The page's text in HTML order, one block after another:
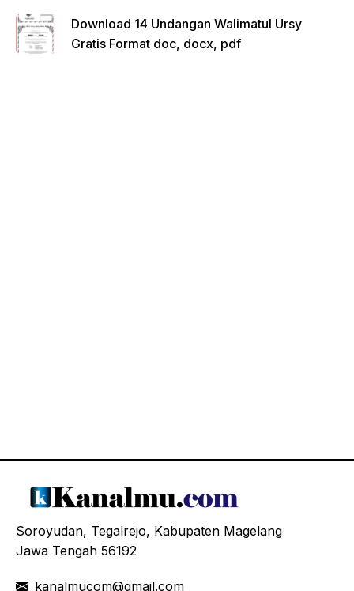
Download 14 Undangan Walimatul Ursy
Gratis Format doc, docx, pdf
Soroyudan, Tegalrejo, Kabupaten Magelang
Jawa Tengah 56192
kanalmucom@gmail.com